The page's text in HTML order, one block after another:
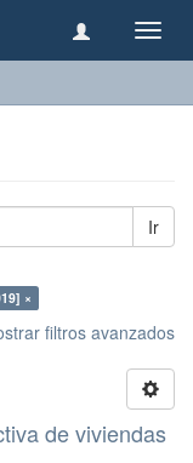
Ir
×
filtros avanzados
de viviendas